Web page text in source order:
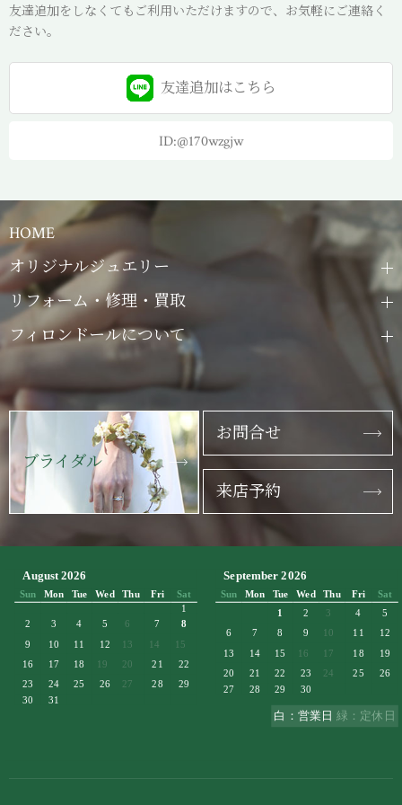
友達追加をしなくてもご利用いただけますので、お気軽にご連絡く
ださい。
友達追加はこちら
ID:@170wzgjw
HOME
オリジナルジュエリー
リフォーム・修理・買取
フィロンドールについて
ブライダル
お問合せ
来店予約